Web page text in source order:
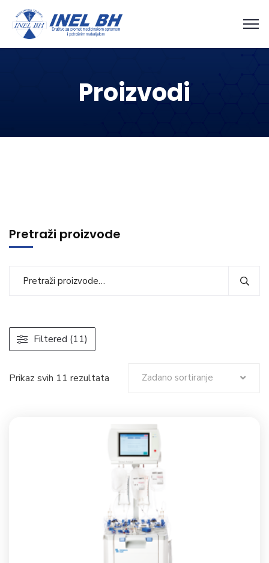
Proizvodi
Prikaz svih 11 rezultata Zadano sortiranje
Pretraži proizvode
Filtered (11)